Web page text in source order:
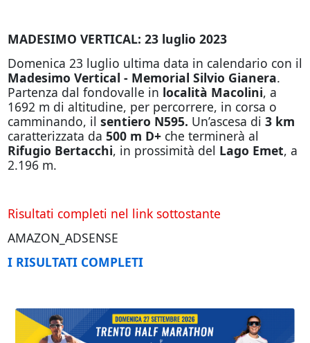
MADESIMO VERTICAL: 23 luglio 2023
Domenica 23 luglio ultima data in calendario con il
Madesimo Vertical - Memorial Silvio Gianera.
Partenza dal fondovalle in località Macolini, a
1692 m di altitudine, per percorrere, in corsa o
camminando, il sentiero N595. Un’ascesa di 3 km
caratterizzata da 500 m D+ che terminerà al
Rifugio Bertacchi, in prossimità del Lago Emet, a
2.196 m.
Risultati completi nel link sottostante
AMAZON_ADSENSE
I RISULTATI COMPLETI